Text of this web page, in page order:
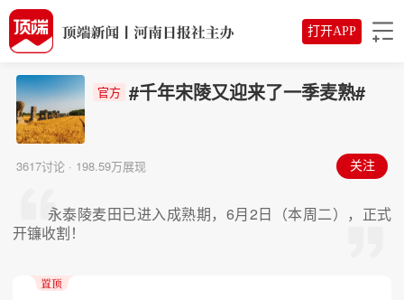
打开APP
官方 #千年宋陵又迎来了一季麦熟#
3617讨论 · 198.59万展现 关注
永泰陵麦田已进入成熟期，6月2日（本周二），正式
开镰收割！